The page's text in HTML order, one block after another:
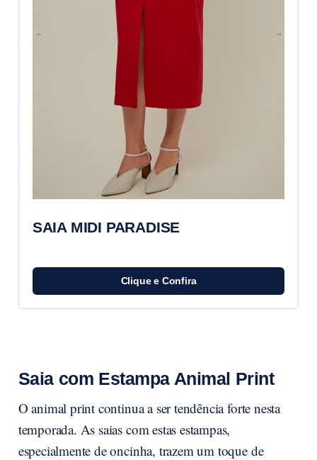
SAIA MIDI PARADISE
Clique e Confira
Saia com Estampa Animal Print
O animal print continua a ser tendência forte nesta
temporada. As saias com estas estampas,
especialmente de oncinha, trazem um toque de